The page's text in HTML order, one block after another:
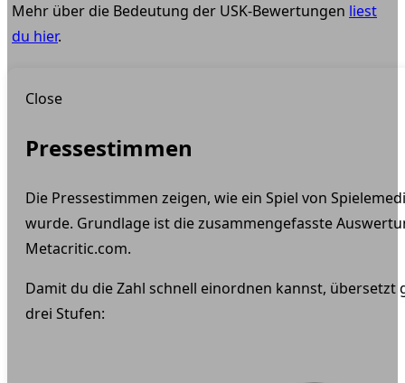
Mehr über die Bedeutung der USK-Bewertungen liest
du hier.
Close
Pressestimmen
Die Pressestimmen zeigen, wie ein Spiel von
wurde. Grundlage ist die zusammengefasste
Metacritic.com.
Damit du die Zahl schnell einordnen kannst, übersetzt
drei Stufen: